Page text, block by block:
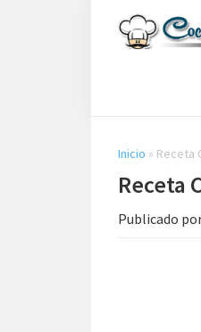
de
Comida
Peruana
Inicio » Receta
Receta
Publicado